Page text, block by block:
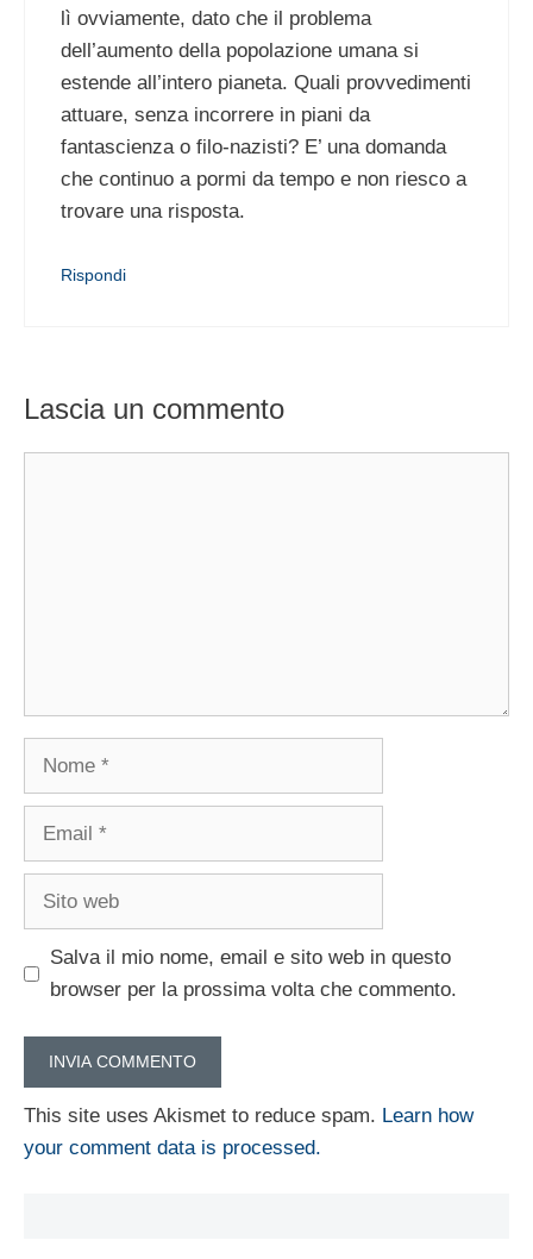
lì ovviamente, dato che il problema
dell’aumento della popolazione umana si
estende all’intero pianeta. Quali provvedimenti
attuare, senza incorrere in piani da
fantascienza o filo-nazisti? E’ una domanda
che continuo a pormi da tempo e non riesco a
trovare una risposta.
Rispondi
Lascia un commento
Nome
Email
Sito
Salva il mio nome, email e sito web in questo
browser per la prossima volta che commento.
This site uses Akismet to reduce spam. Learn how
your comment data is processed.